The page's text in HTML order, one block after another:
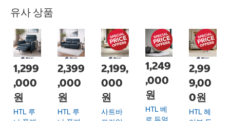
유사 상품
1,299
,000
원
HTL 루
2,399
,000
원
HTL 루
2,199,
000
원
사트바
1,249
,000
원
HTL 베
2,99
9,00
0원
HTL 헤